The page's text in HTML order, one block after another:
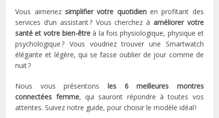
Vous aimeriez simplifier votre quotidienen profitant des
services d’un assistant ? Vous cherchez à améliorer votre
santé et votre bien-être à la fois physiologique, physique et
psychologique ? Vous voudriez trouver une Smartwatch
élégante et légère, qui se fasse oublier de jour comme de
nuit ?
Nous vous présentons les 6 meilleures montres
connectées femme, qui sauront répondre à toutes vos
attentes. Suivez notre guide, pour choisir le modèle idéal !